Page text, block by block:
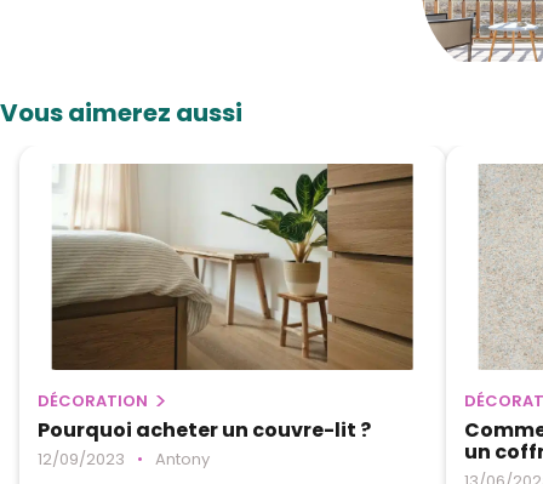
Vous aimerez aussi
DÉCORATION
Pourquoi acheter un couvre-lit ?
12/09/2023 • Antony un